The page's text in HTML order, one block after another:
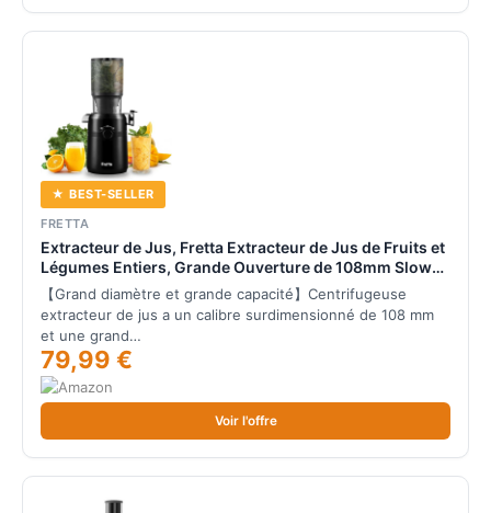
★ BEST-SELLER
FRETTA
Extracteur de Jus, Fretta Extracteur de Jus de Fruits et
Légumes Entiers, Grande Ouverture de 108mm Slow
Juicer, Pression à Froid, Facile à Nettoyer, Sans BPA,
200W, 1L Capacité, Noir Classique
【Grand diamètre et grande capacité】Centrifugeuse
extracteur de jus a un calibre surdimensionné de 108 mm
et une grand…
79,99 €
Voir l'offre